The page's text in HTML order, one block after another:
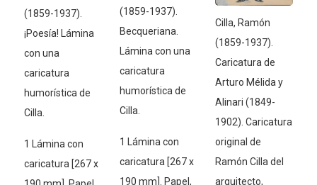
(1859-1937).
¡Poesía! Lámina
con una
caricatura
humorística de
Cilla.
1 Lámina con
caricatura [267 x
(1859-1937).
Becqueriana.
Lámina con una
caricatura
humorística de
Cilla.
1 Lámina con
caricatura [267 x
190 mm]. Papel,
Cilla, Ramón
(1859-1937).
Caricatura de
Arturo Mélida y
Alinari (1849-
1902). Caricatura
original de
Ramón Cilla del
arquitecto,